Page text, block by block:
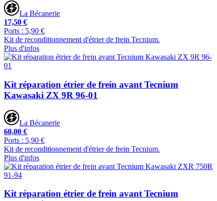
La Bécanerie
17,50 €
Ports : 5,90 €
Kit de reconditionnement d'étrier de frein Tecnium.
Plus d'infos
Kit réparation étrier de frein avant Tecnium
Kawasaki ZX 9R 96-01
La Bécanerie
60,00 €
Ports : 5,90 €
Kit de reconditionnement d'étrier de frein Tecnium.
Plus d'infos
Kit réparation étrier de frein avant Tecnium